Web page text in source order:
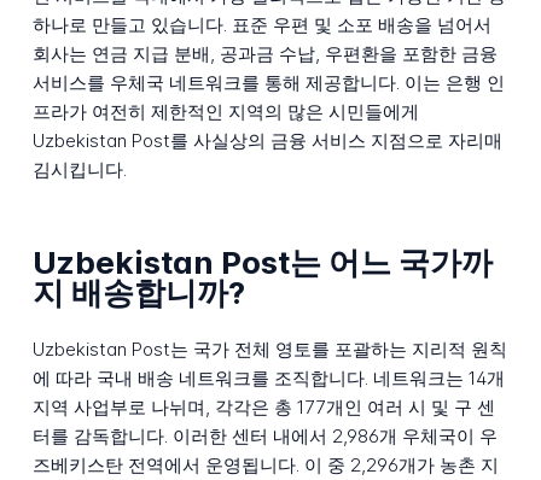
하나로 만들고 있습니다. 표준 우편 및 소포 배송을 넘어서
회사는 연금 지급 분배, 공과금 수납, 우편환을 포함한 금융
서비스를 우체국 네트워크를 통해 제공합니다. 이는 은행 인
프라가 여전히 제한적인 지역의 많은 시민들에게
Uzbekistan Post를 사실상의 금융 서비스 지점으로 자리매
김시킵니다.
Uzbekistan Post는 어느 국가까
지 배송합니까?
Uzbekistan Post는 국가 전체 영토를 포괄하는 지리적 원칙
에 따라 국내 배송 네트워크를 조직합니다. 네트워크는 14개
지역 사업부로 나뉘며, 각각은 총 177개인 여러 시 및 구 센
터를 감독합니다. 이러한 센터 내에서 2,986개 우체국이 우
즈베키스탄 전역에서 운영됩니다. 이 중 2,296개가 농촌 지